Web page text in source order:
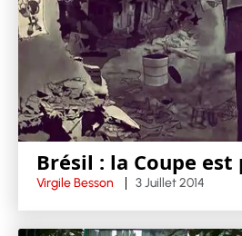
Brésil : la Coupe est
Virgile Besson 3 Juillet 2014